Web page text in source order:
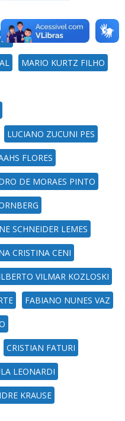
MARIO KURTZ FILHO
LUCIANO ZUCUNI PES
FLORES
DE MORAES PINTO
SCHNEIDER LEMES
CRISTINA CENI
VILMAR KOZLOSKI
FABIANO NUNES VAZ
CRISTIAN FATURI
LEONARDI
KRAUSE